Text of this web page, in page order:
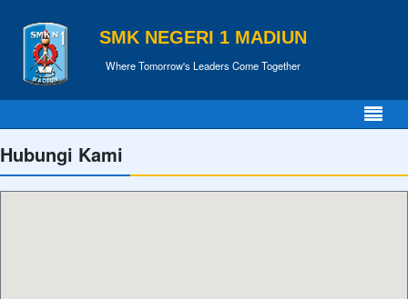
SMK NEGERI 1 MADIUN
Where Tomorrow's Leaders Come Together
Hubungi Kami